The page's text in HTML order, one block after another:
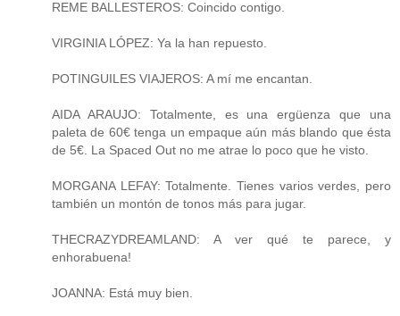
REME BALLESTEROS: Coincido contigo.
VIRGINIA LÓPEZ: Ya la han repuesto.
POTINGUILES VIAJEROS: A mí me encantan.
AIDA ARAUJO: Totalmente, es una ergüenza que una
paleta de 60€ tenga un empaque aún más blando que ésta
de 5€. La Spaced Out no me atrae lo poco que he visto.
MORGANA LEFAY: Totalmente. Tienes varios verdes, pero
también un montón de tonos más para jugar.
THECRAZYDREAMLAND: A ver qué te parece, y
enhorabuena!
JOANNA: Está muy bien.